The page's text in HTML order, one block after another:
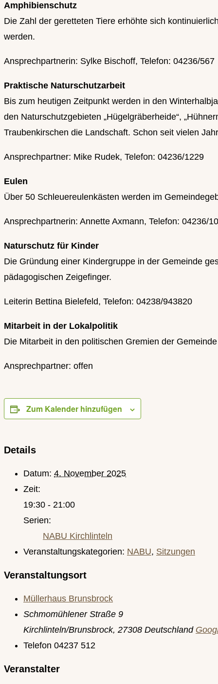
Amphibienschutz
Die Zahl der geretteten Tiere erhöhte sich
werden.
Ansprechpartnerin: Sylke Bischoff, Telefon: 04236/567
Praktische Naturschutzarbeit
Bis zum heutigen Zeitpunkt werden in den
den Naturschutzgebieten „Hügelgräberheide“,
Traubenkirschen die Landschaft. Schon seit vielen
Ansprechpartner: Mike Rudek, Telefon: 04236/1229
Eulen
Über 50 Schleuereulenkästen werden im
Ansprechpartnerin: Annette Axmann, Telefon: 04236/
Naturschutz für Kinder
Die Gründung einer Kindergruppe in der Gemeinde
pädagogischen Zeigefinger.
Leiterin Bettina Bielefeld, Telefon: 04238/943820
Mitarbeit in der Lokalpolitik
Die Mitarbeit in den politischen Gremien der
Ansprechpartner: offen
Zum Kalender hinzufügen
Details
Datum: 4. November 2025
Zeit:
19:30 - 21:00
Serien:
NABU Kirchlinteln
Veranstaltungskategorien: NABU, Sitzungen
Veranstaltungsort
Müllerhaus Brunsbrock
Schmomühlener Straße 9
Kirchlinteln/Brunsbrock, 27308 Deutschland
Telefon 04237 512
Veranstalter